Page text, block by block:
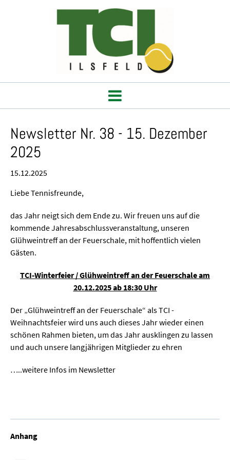
Newsletter Nr. 38 - 15. Dezember
2025
15.12.2025
Liebe Tennisfreunde,
das Jahr neigt sich dem Ende zu. Wir freuen uns auf die
kommende Jahresabschlussveranstaltung, unseren
Glühweintreff an der Feuerschale, mit hoffentlich vielen
Gästen.
TCI-Winterfeier / Glühweintreff an der Feuerschale am
20.12.2025 ab 18:30 Uhr
Der „Glühweintreff an der Feuerschale“ als TCI -
Weihnachtsfeier wird uns auch dieses Jahr wieder einen
schönen Rahmen bieten, um das Jahr ausklingen zu lassen
und auch unsere langjährigen Mitglieder zu ehren
…..weitere Infos im Newsletter
Anhang